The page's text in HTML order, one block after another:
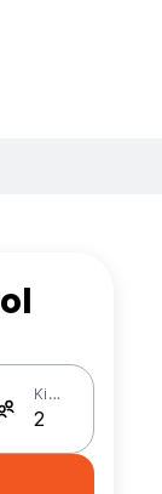
Kişi Sayısı